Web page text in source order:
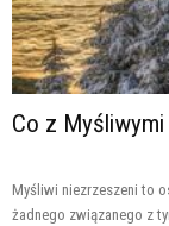
Co z
Myśliwi niezrzeszeni to
żadnego związanego z